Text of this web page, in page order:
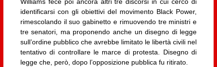
Williams fece poi ancora altri tre discorsi in cui cercò di
identificarsi con gli obiettivi del movimento Black Power,
rimescolando il suo gabinetto e rimuovendo tre ministri e
tre senatori, ma proponendo anche un disegno di legge
sull’ordine pubblico che avrebbe limitato le libertà civili nel
tentativo di controllare le marce di protesta. Disegno di
legge che, però, dopo l’opposizione pubblica fu ritirato.